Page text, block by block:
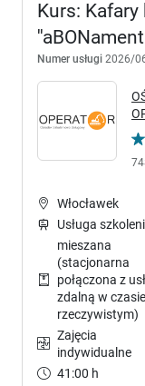
Kurs:
Numer usługi 2026/
Włocławek
Usługa
mieszana
(stacjonarna
połączona z
zdalną w czasie
rzeczywistym)
Zajęcia
indywidualne
41:00 h